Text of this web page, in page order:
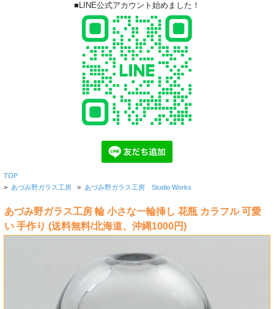
■LINE公式アカウント始めました！
TOP
> あづみ野ガラス工房 > あづみ野ガラス工房 Studio Works
あづみ野ガラス工房 輪 小さな一輪挿し 花瓶 カラフル 可愛
い 手作り (送料無料/北海道、沖縄1000円)